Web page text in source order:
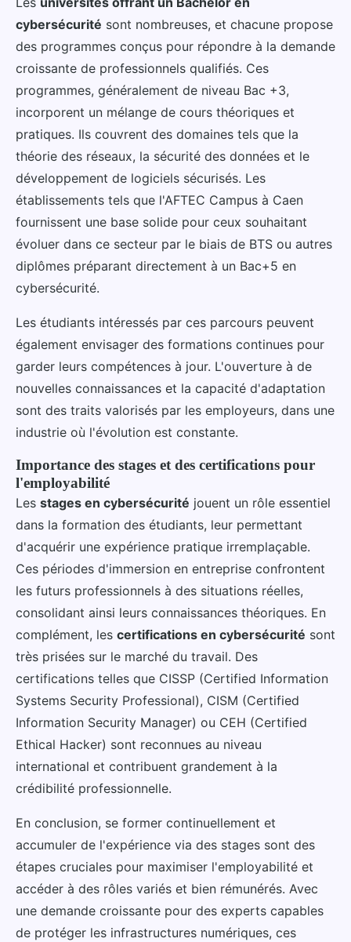
cybersécurité sont nombreuses, et chacune propose
des programmes conçus pour répondre à la demande
croissante de professionnels qualifiés. Ces
programmes, généralement de niveau Bac +3,
incorporent un mélange de cours théoriques et
pratiques. Ils couvrent des domaines tels que la
théorie des réseaux, la sécurité des données et le
développement de logiciels sécurisés. Les
établissements tels que l'AFTEC Campus à Caen
fournissent une base solide pour ceux souhaitant
évoluer dans ce secteur par le biais de BTS ou autres
diplômes préparant directement à un Bac+5 en
cybersécurité.
Les étudiants intéressés par ces parcours peuvent
également envisager des formations continues pour
garder leurs compétences à jour. L'ouverture à de
nouvelles connaissances et la capacité d'adaptation
sont des traits valorisés par les employeurs, dans une
industrie où l'évolution est constante.
Importance des stages et des certifications pour
l'employabilité
Les stages en cybersécurité jouent un rôle essentiel
dans la formation des étudiants, leur permettant
d'acquérir une expérience pratique irremplaçable.
Ces périodes d'immersion en entreprise confrontent
les futurs professionnels à des situations réelles,
consolidant ainsi leurs connaissances théoriques. En
complément, les certifications en cybersécurité sont
très prisées sur le marché du travail. Des
certifications telles que CISSP (Certified Information
Systems Security Professional), CISM (Certified
Information Security Manager) ou CEH (Certified
Ethical Hacker) sont reconnues au niveau
international et contribuent grandement à la
crédibilité professionnelle.
En conclusion, se former continuellement et
accumuler de l'expérience via des stages sont des
étapes cruciales pour maximiser l'employabilité et
accéder à des rôles variés et bien rémunérés. Avec
une demande croissante pour des experts capables
de protéger les infrastructures numériques, ces